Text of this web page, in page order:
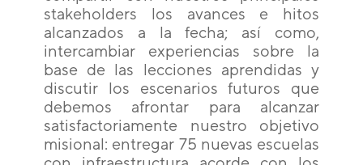
stakeholders los avances e hitos
alcanzados a la fecha; así como,
intercambiar experiencias sobre la
base de las lecciones aprendidas y
discutir los escenarios futuros que
debemos afrontar para alcanzar
satisfactoriamente nuestro objetivo
misional: entregar 75 nuevas escuelas